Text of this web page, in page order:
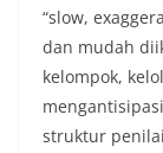
“slow,
dan mudah
kelompok,
struktur